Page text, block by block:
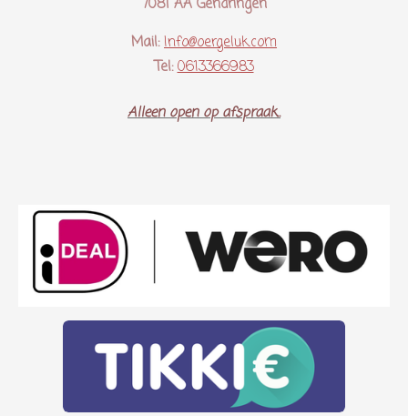
7081 AA Gendringen
Mail: Info@oergeluk.com
Tel: 0613366983
Alleen open op afspraak..